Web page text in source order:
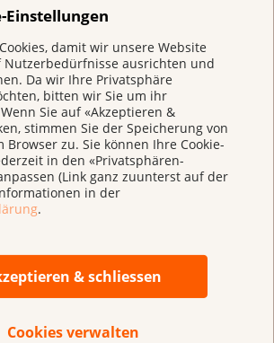
Einstellungen
damit wir unsere Website
Nutzerbedürfnisse ausrichten und
Da wir Ihre Privatsphäre
bitten wir Sie um ihr
Sie auf «Akzeptieren &
stimmen Sie der Speicherung von
Browser zu. Sie können Ihre Cookie-
in den «Privatsphären-
(Link ganz zuunterst auf der
in der
.
& schliessen
Cookies verwalten
der Krebsliga gelten Sondertarife.
Sieweiterbildung@krebsliga.ch.
Bitte beachten Sie unsere
.